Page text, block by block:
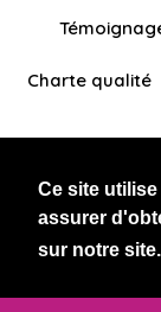
Ce site
assurer
sur notre site.
Charte qualité